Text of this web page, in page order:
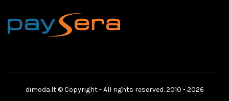
dimoda.lt © Copyright - All rights reserved. 2010 - 2026